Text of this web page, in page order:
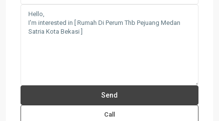
Call